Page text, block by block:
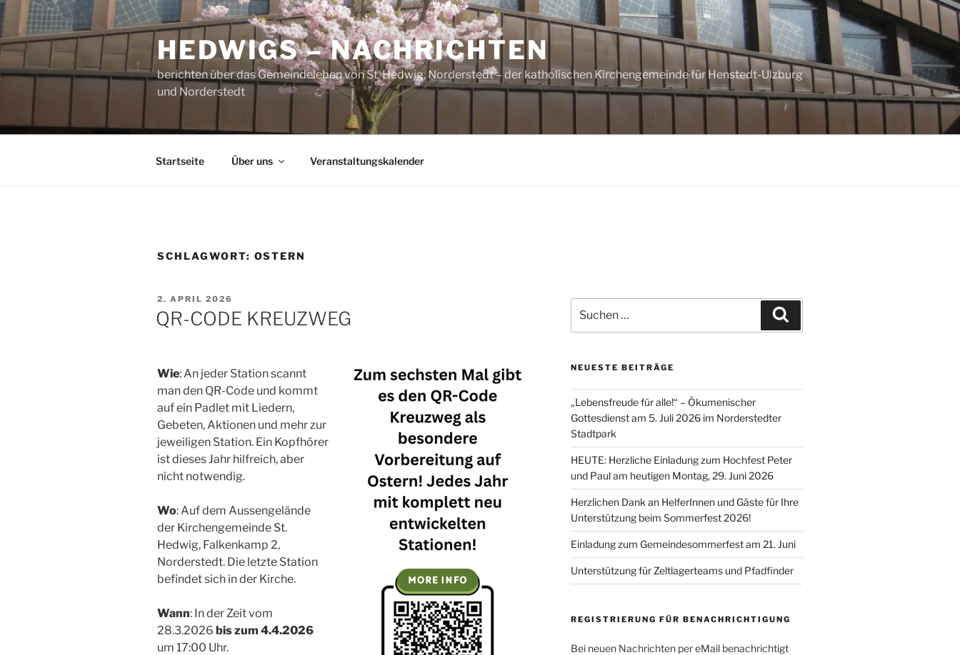
Zum
Inhalt
springen
HEDWIGS – NACHRICHTEN
berichten über das Gemeindeleben von St. Hedwig, Norderstedt – der katholischen Kirchengemeinde für Henstedt-Ulzburg
und Norderstedt
Startseite Über uns Veranstaltungskalender
SCHLAGWORT: OSTERN
VERÖFFENTLICHT
AM
2. APRIL 2026
QR-CODE KREUZWEG
Wie: An jeder Station scannt
man den QR-Code und kommt
auf ein Padlet mit Liedern,
Gebeten, Aktionen und mehr zur
jeweiligen Station. Ein Kopfhörer
ist dieses Jahr hilfreich, aber
nicht notwendig.
Wo: Auf dem Aussengelände
der Kirchengemeinde St.
Hedwig, Falkenkamp 2,
Norderstedt. Die letzte Station
befindet sich in der Kirche.
Wann: In der Zeit vom
28.3.2026 bis zum 4.4.2026
um 17:00 Uhr.
nach:
NEUESTE BEITRÄGE
„Lebensfreude für alle!“ – Ökumenischer
Gottesdienst am 5. Juli 2026 im Norderstedter
Stadtpark
HEUTE: Herzliche Einladung zum Hochfest Peter
und Paul am heutigen Montag, 29. Juni 2026
Herzlichen Dank an HelferInnen und Gäste für Ihre
Unterstützung beim Sommerfest 2026!
Einladung zum Gemeindesommerfest am 21. Juni
Unterstützung für Zeltlagerteams und Pfadfinder
REGISTRIERUNG FÜR BENACHRICHTIGUNG
Bei neuen Nachrichten per eMail benachrichtigt